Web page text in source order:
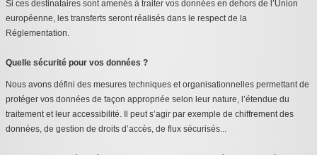
Si ces destinataires sont amenés à traiter vos données en dehors de l’Union
européenne, les transferts seront réalisés dans le respect de la
Réglementation.
Quelle sécurité pour vos données ?
Nous avons défini des mesures techniques et organisationnelles permettant de
protéger vos données de façon appropriée selon leur nature, l’étendue du
traitement et leur accessibilité. Il peut s’agir par exemple de chiffrement des
données, de gestion de droits d’accès, de flux sécurisés...